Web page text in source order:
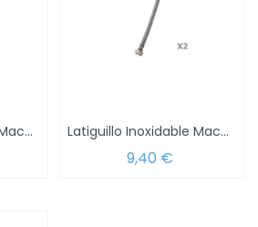
Latiguillo Inoxidable Macho 1/2 - Hembra... Latiguillo Inoxidable Macho 3/8 - Hembra...
9,40 €